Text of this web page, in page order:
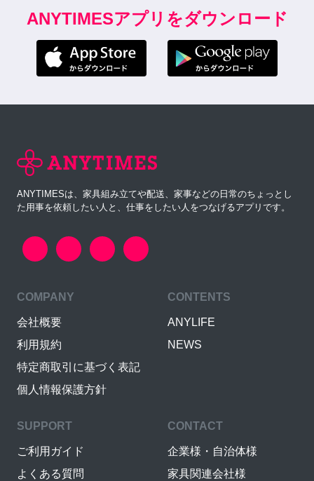
ANYTIMESアプリをダウンロード
ANYTIMESは、家具組み立てや配送、家事などの日常のちょっとし
た用事を依頼したい人と、仕事をしたい人をつなげるアプリです。
COMPANY
会社概要
利用規約
特定商取引に基づく表記
個人情報保護方針
CONTENTS
ANYLIFE
NEWS
SUPPORT
ご利用ガイド
よくある質問
CONTACT
企業様・自治体様
家具関連会社様